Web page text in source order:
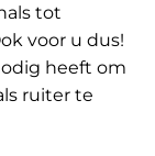
tot
voor u dus!
heeft om
ruiter te